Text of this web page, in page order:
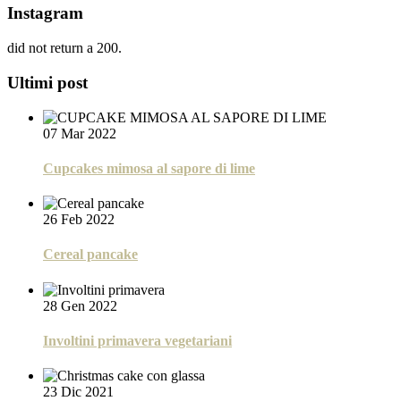
Instagram
did not return a 200.
Ultimi post
07 Mar 2022
Cupcakes mimosa al sapore di lime
26 Feb 2022
Cereal pancake
28 Gen 2022
Involtini primavera vegetariani
23 Dic 2021